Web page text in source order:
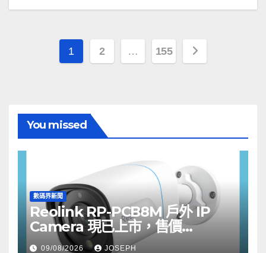
文
頁
1 2 … 155
You missed
數碼界新聞
Reolink RP-PCB8M 戶外 IP
Camera 現已上市，售價
HK$722
09/08/2026 JOSEPH